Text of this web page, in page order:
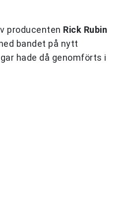
producenten Rick Rubin
bandet på nytt
hade då genomförts i